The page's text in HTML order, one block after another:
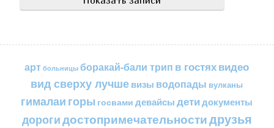
арт больницы боракай-бали трип в гостяхвидео
вид сверху лучшевизы водопады вулканы
гималаи горы госвами девайсы детидокументы
дорогидостопримечательностидрузья